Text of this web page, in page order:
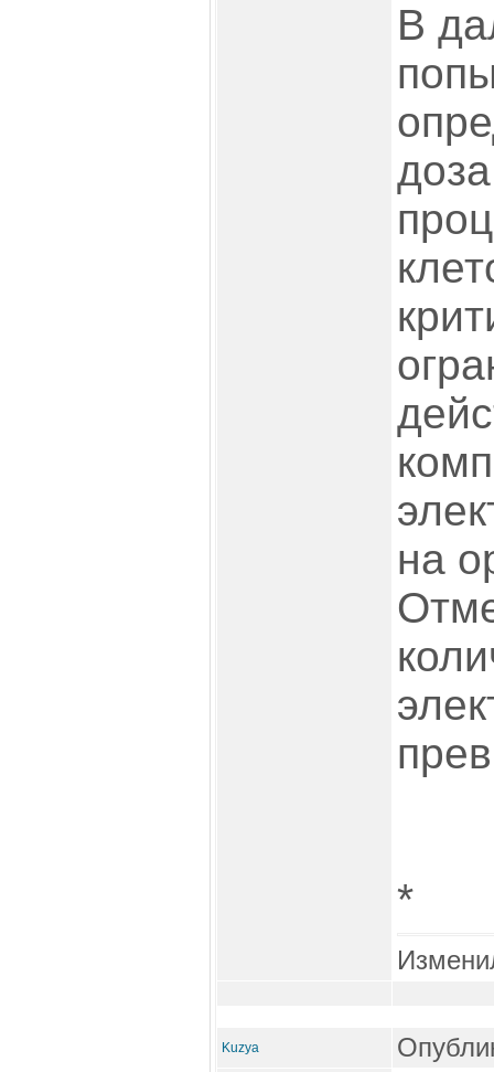
В
на
*
Kuzya